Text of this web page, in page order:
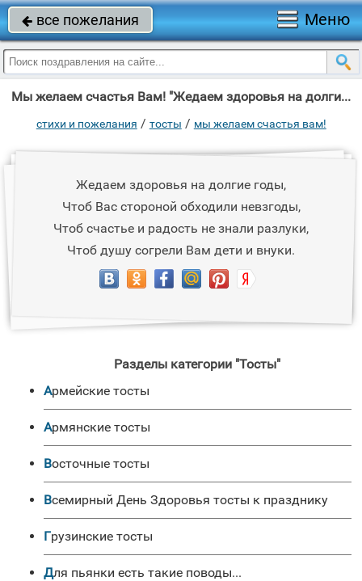
 все пожелания Меню
Мы желаем счастья Вам! "Жедаем здоровья на долгие годы, Чтоб Вас стороной обходили невзгоды, Чтоб"
стихи и пожелания / тосты / мы желаем счастья вам!
Жедаем здоровья на долгие годы,
Чтоб Вас стороной обходили невзгоды,
Чтоб счастье и радость не знали разлуки,
Чтоб душу согрели Вам дети и внуки.
Разделы категории "Тосты"
Армейские тосты
Армянские тосты
Восточные тосты
Всемирный День Здоровья тосты к празднику
Грузинские тосты
Для пьянки есть такие поводы...